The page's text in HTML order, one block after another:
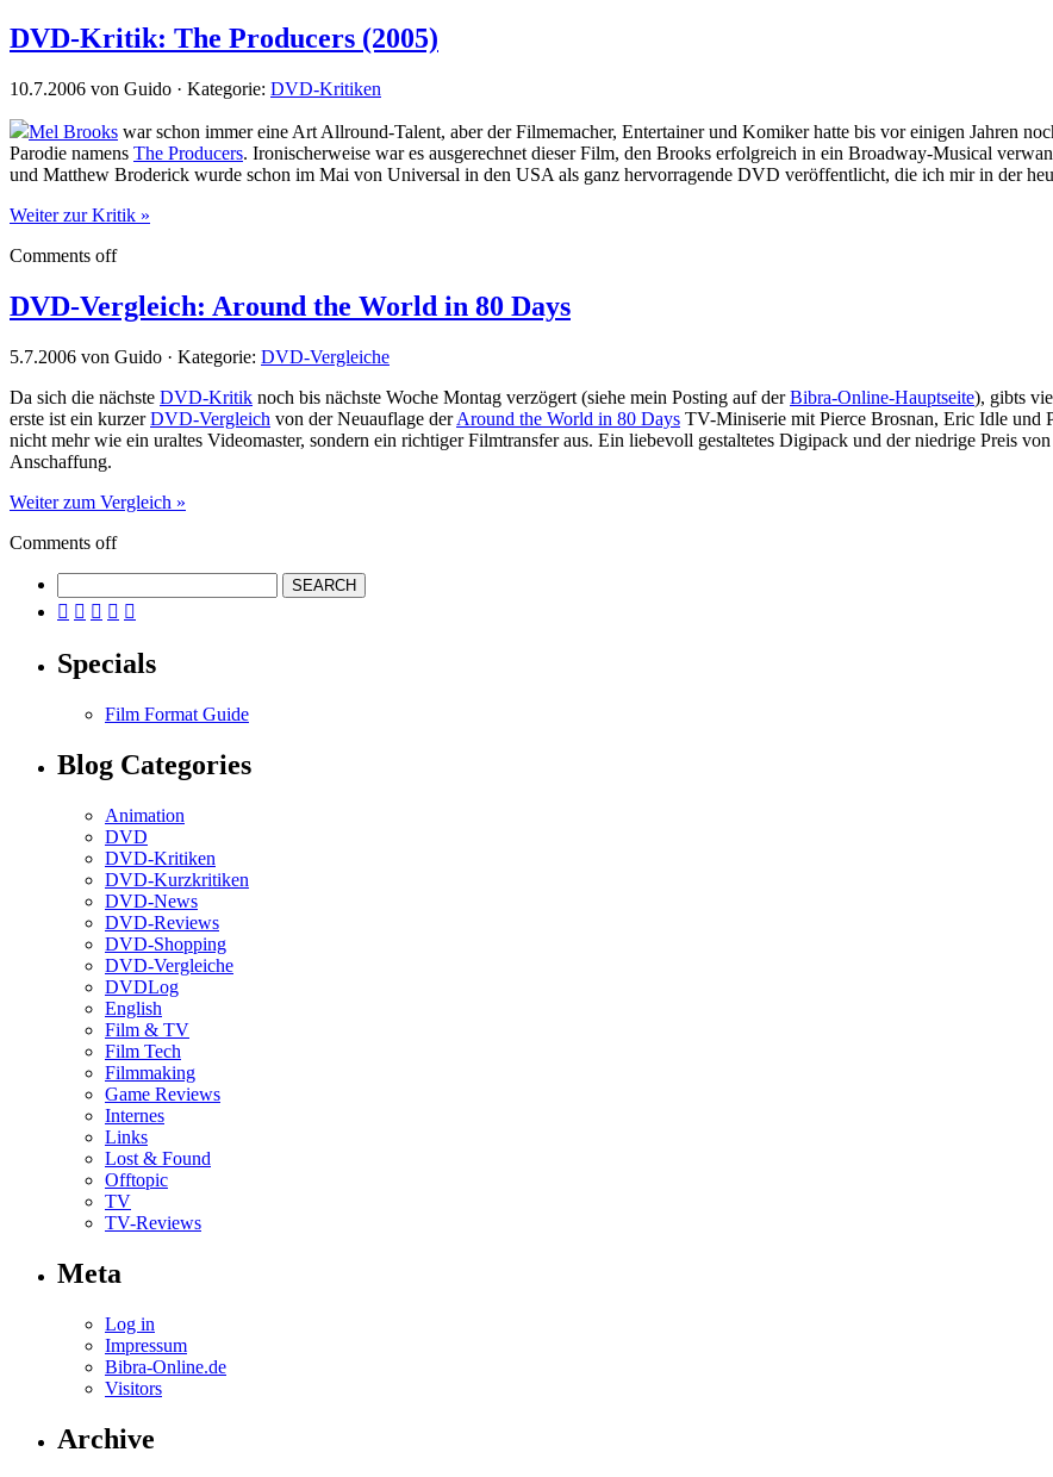
DVD-Kritik: The Producers (2005)
10.7.2006 von Guido · Kategorie: DVD-Kritiken
Mel Brooks war schon immer eine Art Allround-Talent, aber der Filmemacher, Entertainer und Komiker hatte bis vor einigen Jahren
Parodie namens The Producers. Ironischerweise war es ausgerechnet dieser Film, den Brooks erfolgreich in ein Broadway-Musical
und Matthew Broderick wurde schon im Mai von Universal in den USA als ganz hervorragende DVD veröffentlicht, die ich mir in der
Weiter zur Kritik »
Comments off
DVD-Vergleich: Around the World in 80 Days
5.7.2006 von Guido · Kategorie: DVD-Vergleiche
Da sich die nächste DVD-Kritik noch bis nächste Woche Montag verzögert (siehe mein Posting auf derBibra-Online-Hauptseite), gibts
erste ist ein kurzerDVD-Vergleich von der Neuauflage derAround the World in 80 Days TV-Miniserie mit Pierce Brosnan, Eric Idle und
nicht mehr wie ein uraltes Videomaster, sondern ein richtiger Filmtransfer aus. Ein liebevoll gestaltetes Digipack und der niedrige Preis
Anschaffung.
Weiter zum Vergleich »
Comments off
    
Specials
Film Format Guide
Blog Categories
Animation
DVD
DVD-Kritiken
DVD-Kurzkritiken
DVD-News
DVD-Reviews
DVD-Shopping
DVD-Vergleiche
DVDLog
English
Film & TV
Film Tech
Filmmaking
Game Reviews
Internes
Links
Lost & Found
Offtopic
TV
TV-Reviews
Meta
Log in
Impressum
Bibra-Online.de
Visitors
Archive